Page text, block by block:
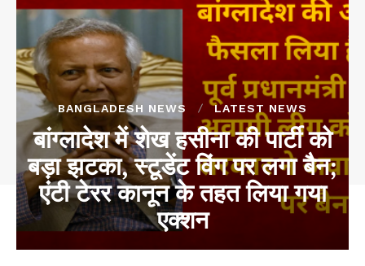
BANGLADESH NEWS LATEST NEWS
बांग्लादेश में शेख हसीना की पार्टी को
बड़ा झटका, स्टूडेंट विंग पर लगा बैन;
एंटी टेरर कानून के तहत लिया गया
एक्शन